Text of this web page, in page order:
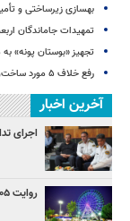
بهسازی زیرساختی و
تمهیدات جاماندگان اربعین
تجهیز «بوستان پونه»
رفع خلاف ۵ مورد ساخت‌وساز غیرمجاز در حریم ناحیه ۴ منطقه ۱۹
آخرین اخبار
اجرای
روایت ۱۰۵ رویداد گردشگری در منطقه ۱۴